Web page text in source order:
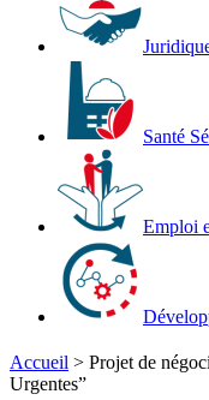
Santé
Emploi
Accueil > Projet de
Urgentes”